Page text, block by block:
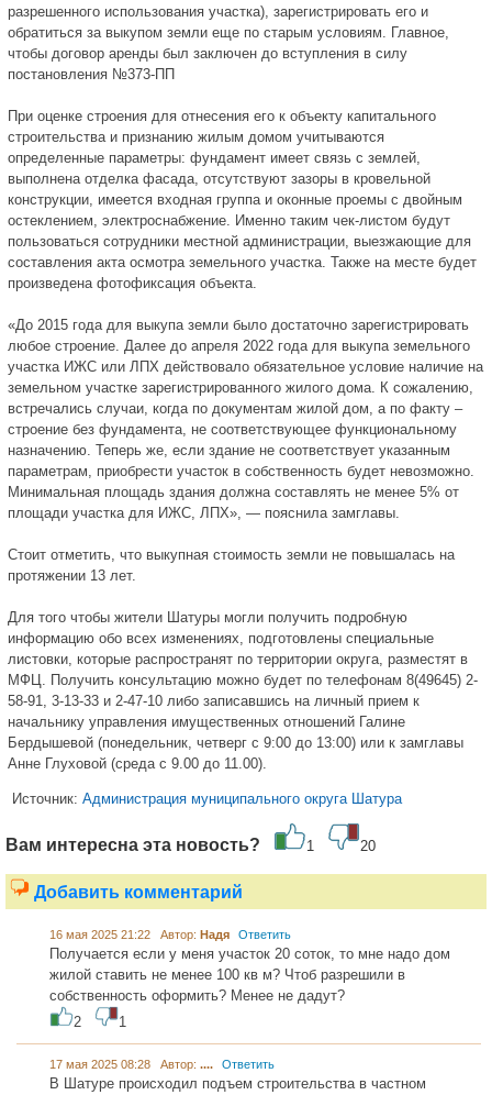
разрешенного использования участка), зарегистрировать его и
обратиться за выкупом земли еще по старым условиям. Главное,
чтобы договор аренды был заключен до вступления в силу
постановления №373-ПП
При оценке строения для отнесения его к объекту капитального
строительства и признанию жилым домом учитываются
определенные параметры: фундамент имеет связь с землей,
выполнена отделка фасада, отсутствуют зазоры в кровельной
конструкции, имеется входная группа и оконные проемы с двойным
остеклением, электроснабжение. Именно таким чек-листом будут
пользоваться сотрудники местной администрации, выезжающие для
составления акта осмотра земельного участка. Также на месте будет
произведена фотофиксация объекта.
«До 2015 года для выкупа земли было достаточно зарегистрировать
любое строение. Далее до апреля 2022 года для выкупа земельного
участка ИЖС или ЛПХ действовало обязательное условие наличие на
земельном участке зарегистрированного жилого дома. К сожалению,
встречались случаи, когда по документам жилой дом, а по факту –
строение без фундамента, не соответствующее функциональному
назначению. Теперь же, если здание не соответствует указанным
параметрам, приобрести участок в собственность будет невозможно.
Минимальная площадь здания должна составлять не менее 5% от
площади участка для ИЖС, ЛПХ», — пояснила замглавы.
Стоит отметить, что выкупная стоимость земли не повышалась на
протяжении 13 лет.
Для того чтобы жители Шатуры могли получить подробную
информацию обо всех изменениях, подготовлены специальные
листовки, которые распространят по территории округа, разместят в
МФЦ. Получить консультацию можно будет по телефонам 8(49645) 2-
58-91, 3-13-33 и 2-47-10 либо записавшись на личный прием к
начальнику управления имущественных отношений Галине
Бердышевой (понедельник, четверг с 9:00 до 13:00) или к замглавы
Анне Глуховой (среда с 9.00 до 11.00).
Источник: Администрация муниципального округа Шатура
Вам интересна эта новость? 1 20
Добавить комментарий
16 мая 2025 21:22 Автор: Надя Ответить
Получается если у меня участок 20 соток, то мне надо дом
жилой ставить не менее 100 кв м? Чтоб разрешили в
собственность оформить? Менее не дадут?
2
1
17 мая 2025 08:28 Автор: .... Ответить
В Шатуре происходил подъем строительства в частном